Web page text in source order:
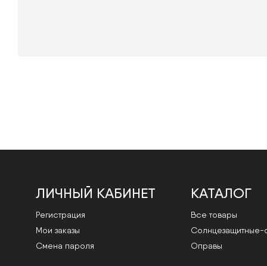
ЛИЧНЫЙ КАБИНЕТ
Регистрация
Мои заказы
Смена пароля
КАТАЛОГ
Все товары
Cолнцезащитные-
Оправы